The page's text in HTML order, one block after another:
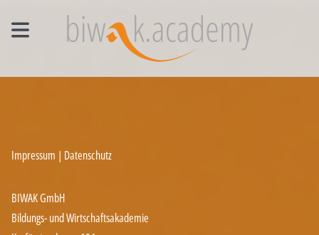
Impressum | Datenschutz
BIWAK GmbH
Bildungs- und Wirtschaftsakademie